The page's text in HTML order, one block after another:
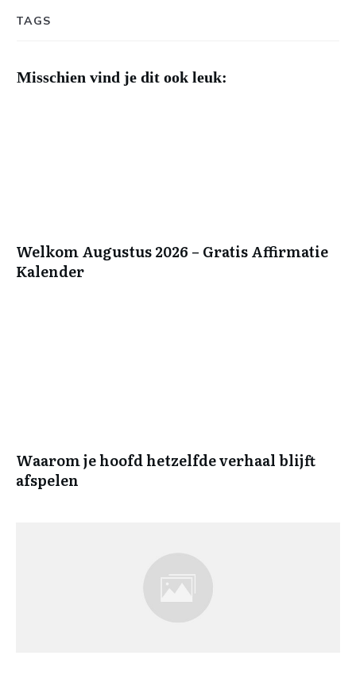
TAGS
Misschien vind je dit ook leuk:
Welkom Augustus 2026 – Gratis Affirmatie
Kalender
Waarom je hoofd hetzelfde verhaal blijft
afspelen